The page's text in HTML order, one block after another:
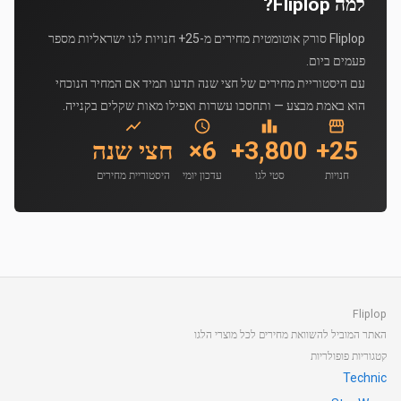
למה Fliplop?
Fliplop סורק אוטומטית מחירים מ-25+ חנויות לגו ישראליות מספר
פעמים ביום.
עם היסטוריית מחירים של חצי שנה תדעו תמיד אם המחיר הנוכחי
הוא באמת מבצע — ותחסכו עשרות ואפילו מאות שקלים בקנייה.
25+
חנויות
3,800+
סטי לגו
6×
עדכון יומי
חצי שנה
היסטוריית מחירים
Fliplop
האתר המוביל להשוואת מחירים לכל מוצרי הלגו
קטגוריות פופולריות
Technic